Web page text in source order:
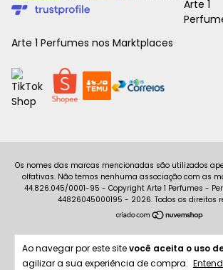
Ao navegar por este sitevocê aceita o uso
agilizar a sua experiência de compra.
Arte 1 Perfumes nos Marktplaces
Copyright Arte 1 Perfumes -
44826045000195 - 2026. Todos os direitos